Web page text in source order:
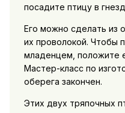
посадите птицу в
Его можно сделать из
их проволокой. Чтобы
младенцем, положите
Мастер-класс по
оберега закончен.
Этих двух тряпочных